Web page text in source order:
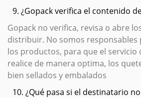
9. ¿Gopack verifica el contenido
Gopack no verifica, revisa o abre
distribuir. No somos responsables
los productos, para que el servicio
realice de manera optima, los
bien sellados y embalados
10. ¿Qué pasa si el destinatario